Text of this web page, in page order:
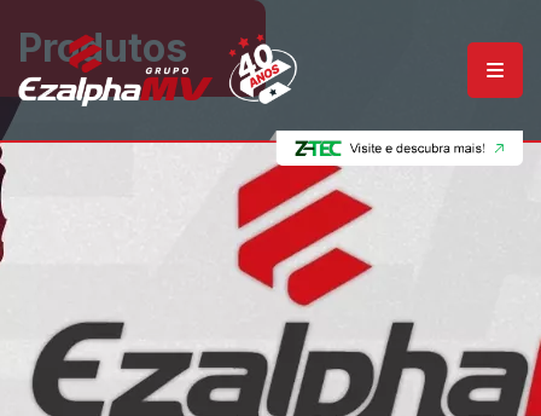
Produtos